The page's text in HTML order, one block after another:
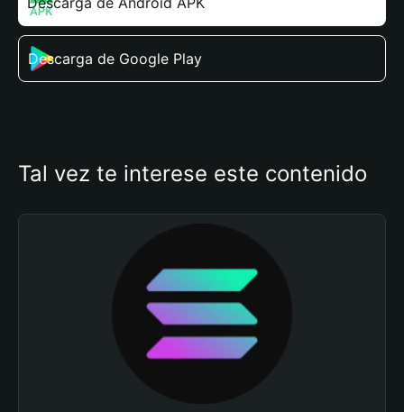
Descarga de Google Play
Tal vez te interese este contenido